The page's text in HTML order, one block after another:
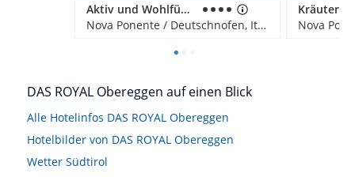
Aktiv und Wohlfühlhotel DAS Mondschein
Nova Ponente / Deutschnofen, Italien
DAS ROYAL Obereggen auf einen Blick
Alle Hotelinfos DAS ROYAL Obereggen
Hotelbilder von DAS ROYAL Obereggen
Wetter Südtirol